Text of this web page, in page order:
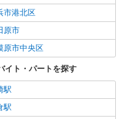
市港北区
原市
原市中央区
イト・パートを探す
駅
駅